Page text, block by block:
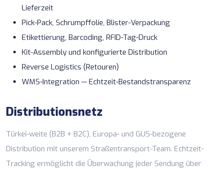
Lieferzeit
Pick-Pack, Schrumpffolie, Blister-Verpackung
Etikettierung, Barcoding, RFID-Tag-Druck
Kit-Assembly und konfigurierte Distribution
Reverse Logistics (Retouren)
WMS-Integration — Echtzeit-Bestandstransparenz
Distributionsnetz
Türkei-weite (B2B + B2C), Europa- und GUS-bezogene
Distribution mit unserem Straßentransport-Team. Echtzeit-
Tracking ermöglicht die Überwachung jeder Sendung über